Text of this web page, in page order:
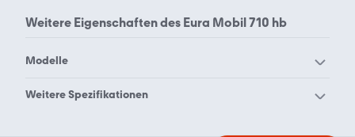
Weitere Eigenschaften des Eura Mobil 710 hb
Modelle
Eura Mobil Activa One
Weitere Spezifikationen